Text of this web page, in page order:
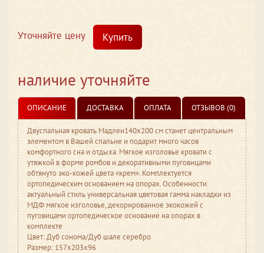
Уточняйте цену Купить
наличие уточняйте
ОПИСАНИЕ ДОСТАВКА ОПЛАТА ОТЗЫВОВ (0)
Двуспальная кровать Мадлен140х200 см станет центральным
элементом в Вашей спальне и подарит много часов
комфортного сна и отдыха. Мягкое изголовье кровати с
утяжкой в форме ромбов и декоративными пуговицами
обтянуто эко-кожей цвета «крем». Комплектуется
ортопедическим основанием на опорах. Особенности:
актуальный стиль универсальная цветовая гамма накладки из
МДФ мягкое изголовье, декорированное экокожей с
пуговицами ортопедическое основание на опорах в
комплекте
Цвет: Дуб сонома/Дуб шале серебро
Размер: 157x203x96